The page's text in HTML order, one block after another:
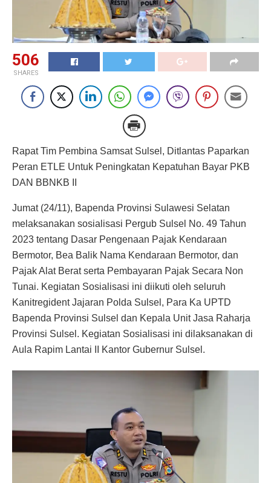
506
SHARES
Rapat Tim Pembina Samsat Sulsel, Ditlantas Paparkan
Peran ETLE Untuk Peningkatan Kepatuhan Bayar PKB
DAN BBNKB II
Jumat (24/11), Bapenda Provinsi Sulawesi Selatan
melaksanakan sosialisasi Pergub Sulsel No. 49 Tahun
2023 tentang Dasar Pengenaan Pajak Kendaraan
Bermotor, Bea Balik Nama Kendaraan Bermotor, dan
Pajak Alat Berat serta Pembayaran Pajak Secara Non
Tunai. Kegiatan Sosialisasi ini diikuti oleh seluruh
Kanitregident Jajaran Polda Sulsel, Para Ka UPTD
Bapenda Provinsi Sulsel dan Kepala Unit Jasa Raharja
Provinsi Sulsel. Kegiatan Sosialisasi ini dilaksanakan di
Aula Rapim Lantai II Kantor Gubernur Sulsel.